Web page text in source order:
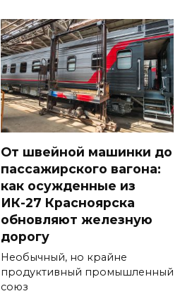
От швейной машинки до
пассажирского вагона:
как осужденные из
ИК-27 Красноярска
обновляют железную
дорогу
Необычный, но крайне
продуктивный промышленный
союз